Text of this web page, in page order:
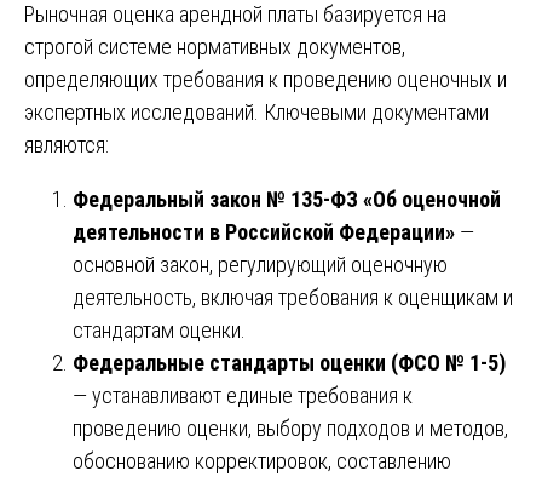
Рыночная оценка арендной платы базируется на
строгой системе нормативных документов,
определяющих требования к проведению оценочных и
экспертных исследований. Ключевыми документами
являются:
Федеральный закон № 135-ФЗ «Об оценочной
деятельности в Российской Федерации» —
основной закон, регулирующий оценочную
деятельность, включая требования к оценщикам и
стандартам оценки.
Федеральные стандарты оценки (ФСО № 1-5)
— устанавливают единые требования к
проведению оценки, выбору подходов и методов,
обоснованию корректировок, составлению